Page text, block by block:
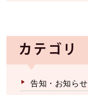
カテゴリ
告知・お知らせ